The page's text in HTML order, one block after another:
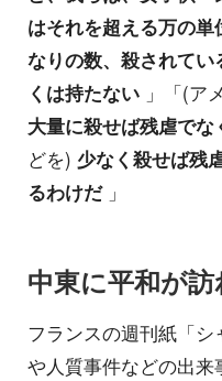
はそれを超える万の
なりの数、殺されて
くは持たない 」「(ア
大量に殺せば残虐でな
どを) 少なく殺せば残
るわけだ」
中東に平和が
フランスの週刊紙「
や人質事件などの出